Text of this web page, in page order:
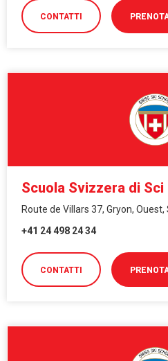
CONTATTI
Scuola Svizzera di Sci
Route de Villars 37, Gryon,
+41 24 498 24 34
CONTATTI